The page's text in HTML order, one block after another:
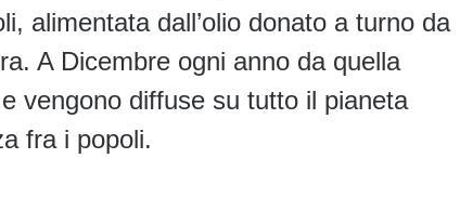
alimentata dall’olio donato a turno da
A Dicembre ogni anno da quella
vengono diffuse su tutto il pianeta
fra i popoli.